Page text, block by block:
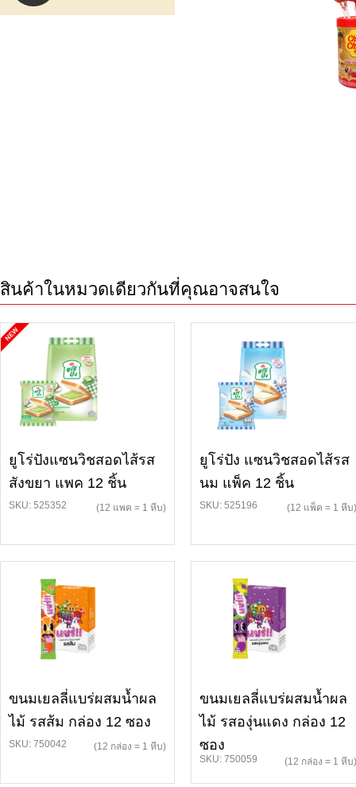
สินค้าในหมวดเดียวกันที่คุณอาจสนใจ
ยูโร่ปังแซนวิชสอดไส้รส
สังขยา แพค 12 ชิ้น
SKU: 525352 (12 แพค = 1 หีบ)
ยูโร่ปัง แซนวิชสอดไส้รส
นม แพ็ค 12 ชิ้น
SKU: 525196 (12 แพ็ค = 1 หีบ)
ขนมเยลลี่แบร่ผสมน้ำผล
ไม้ รสส้ม กล่อง 12 ซอง
SKU: 750042 (12 กล่อง = 1 หีบ)
ขนมเยลลี่แบร่ผสมน้ำผล
ไม้ รสองุ่นแดง กล่อง 12
ซอง
SKU: 750059 (12 กล่อง = 1 หีบ)